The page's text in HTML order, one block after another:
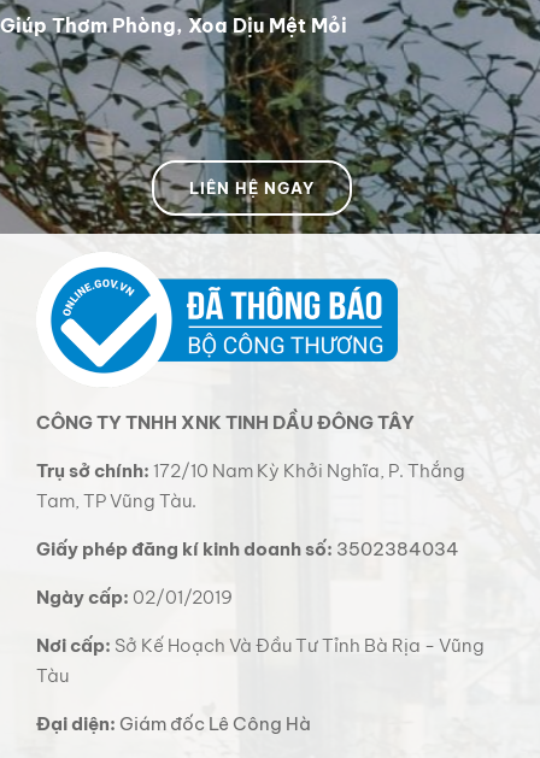
Giúp Thơm Phòng, Xoa Dịu Mệt Mỏi
LIÊN HỆ NGAY
CÔNG TY TNHH XNK TINH DẦU ĐÔNG TÂY
Trụ sở chính: 172/10 Nam Kỳ Khởi Nghĩa, P. Thắng
Tam, TP Vũng Tàu.
Giấy phép đăng kí kinh doanh số: 3502384034
Ngày cấp: 02/01/2019
Nơi cấp: Sở Kế Hoạch Và Đầu Tư Tỉnh Bà Rịa - Vũng
Tàu
Đại diện: Giám đốc Lê Công Hà